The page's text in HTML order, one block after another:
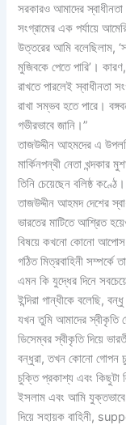
সরকারও আমাদের
সংগ্রামের এক পর্যায়ে
উত্তরের আমি বলেছিলাম,
মুজিবকে পেতে পারি’।
রাখতে পারলেই স্বাধীনতা
রাখা সম্ভব হতে পারে।
গভীরভাবে জানি।”
তাজউদ্দীন আহমদের এ
মার্কিনপন্থী নেতা
তিনি চেয়েছেন বলিষ্ঠ কণ্ঠে।
তাজউদ্দীন আহমদ দেশের
ভারতের মাটিতে আশ্রিত
বিষয়ে কখনো কোনো আপোস
গঠিত মিত্রবাহিনী সম্পর্কে
এমন কি যুদ্ধের দিনে
ইন্দিরা গান্ধীকে বলেছি,
যখন তুমি আমাদের স্বীকৃতি
ডিসেম্বর স্বীকৃতি দিয়ে
বন্ধুরা, তখন কোনো গোপন
চুক্তি প্রকাশ্য এবং
ইসলাম এবং আমি যুক্তভাবে
দিয়ে সহায়ক বাহিনী,